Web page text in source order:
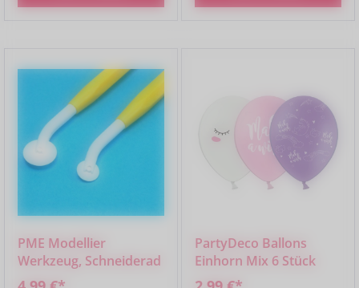
PME Modellier
Werkzeug, Schneiderad
PartyDeco Ballons
Einhorn Mix 6 Stück